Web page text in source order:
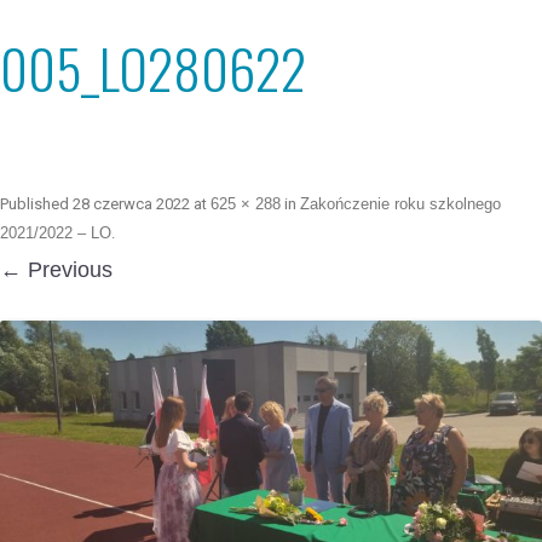
005_LO280622
Published 28 czerwca 2022 at 625 × 288 in Zakończenie roku szkolnego
2021/2022 – LO.
← Previous